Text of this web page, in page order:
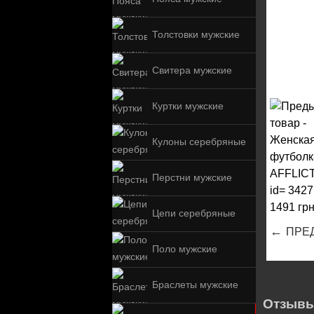
Толстовки мужские
Свитера мужские
Куртки мужские
Кулоны серебряные
Перстни мужские
Цепи серебряные
Поло мужские
Браслеты мужские
←